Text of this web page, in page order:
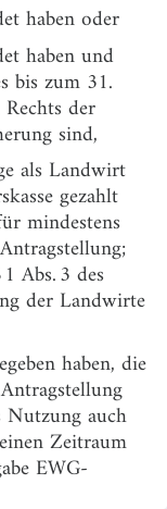
wegen
Aufgabe von
haben oder
haben und
bis zum 31.
der
sind,
als Landwirt
gezahlt
mindestens
Abs. 3 des
der Landwirte
haben, die
auch
Zeitraum
EWG-